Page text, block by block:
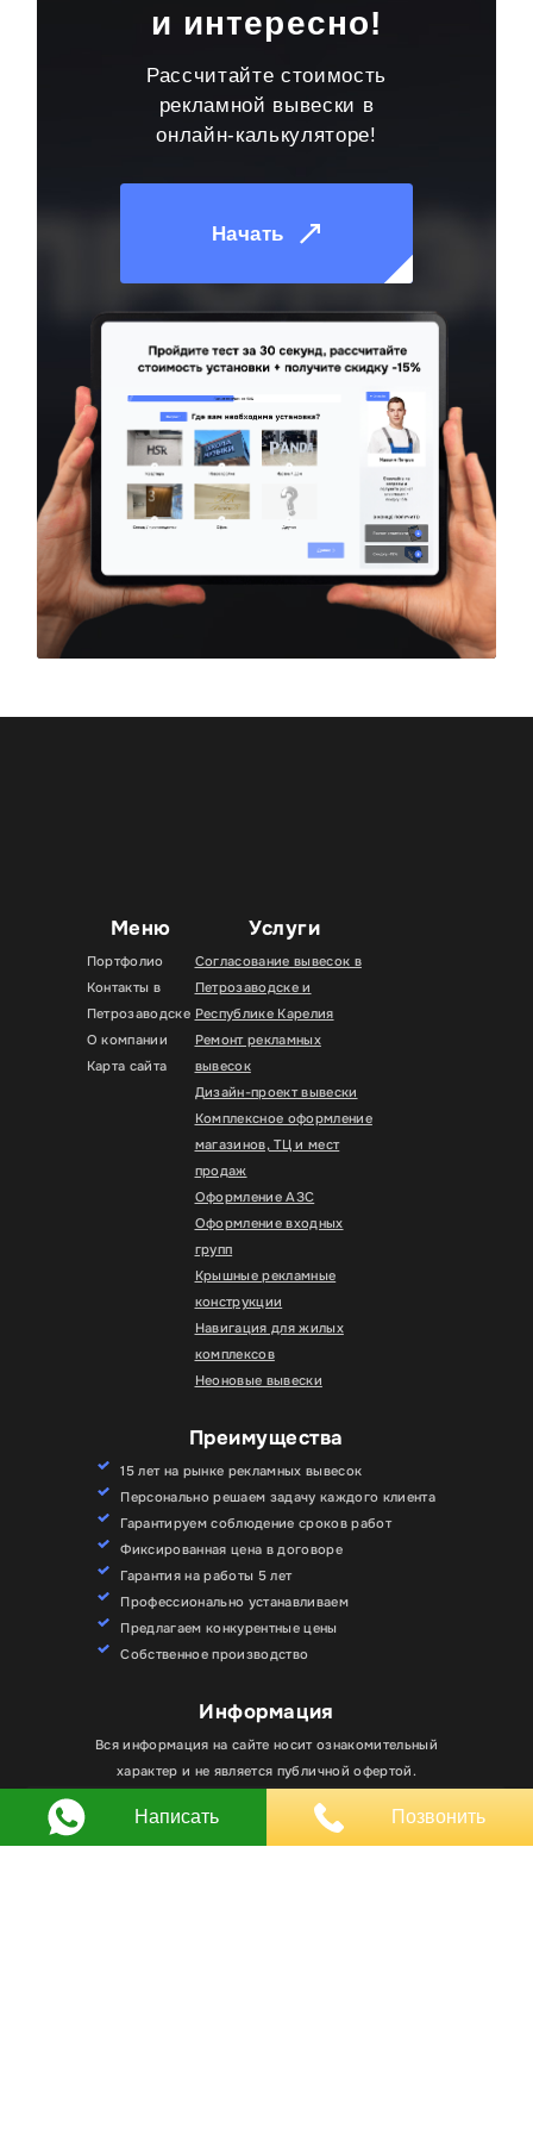
и интересно!
Рассчитайте стоимость
рекламной вывески в
онлайн-калькуляторе!
Начать
Меню
Портфолио
Контакты в
Петрозаводске
О компании
Карта сайта
Услуги
Согласование вывесок в
Петрозаводске и
Республике Карелия
Ремонт рекламных
вывесок
Дизайн-проект вывески
Комплексное оформление
магазинов, ТЦ и мест
продаж
Оформление АЗС
Оформление входных
групп
Крышные рекламные
конструкции
Навигация для жилых
комплексов
Неоновые вывески
Преимущества
15 лет на рынке рекламных вывесок
Персонально решаем задачу каждого клиента
Гарантируем соблюдение сроков работ
Фиксированная цена в договоре
Гарантия на работы 5 лет
Профессионально устанавливаем
Предлагаем конкурентные цены
Собственное производство
Информация
Вся информация на сайте носит ознакомительный
характер и не является публичной офертой.
Любое использование материалов, элементов
дизайна и оформления, в том числе копирование
файлы cookie. Вы всегда можете отключить файлы
cookie в настройках браузера.
Хорошо
Написать Позвонить